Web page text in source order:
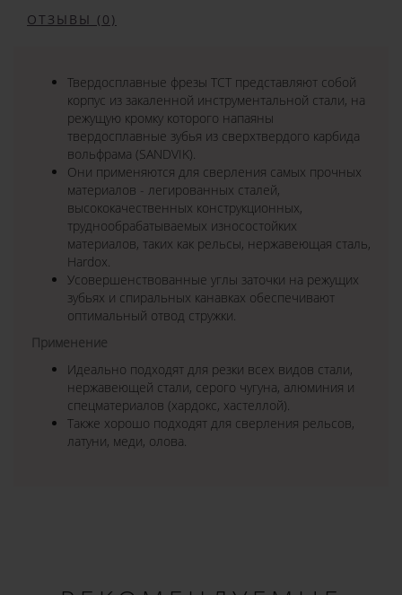
ОТЗЫВЫ (0)
Твердосплавные фрезы TCT представляют собой
корпус из закаленной инструментальной стали, на
режущую кромку которого напаяны
твердосплавные зубья из сверхтвердого карбида
вольфрама (SANDVIK).
Они применяются для сверления самых прочных
материалов - легированных сталей,
высококачественных конструкционных,
труднообрабатываемых износостойких
материалов, таких как рельсы, нержавеющая сталь,
Hardox.
Усовершенствованные углы заточки на режущих
зубьях и спиральных канавках обеспечивают
оптимальный отвод стружки.
Применение
Идеально подходят для резки всех видов стали,
нержавеющей стали, серого чугуна, алюминия и
спецматериалов (хардокс, хастеллой).
Также хорошо подходят для сверления рельсов,
латуни, меди, олова.